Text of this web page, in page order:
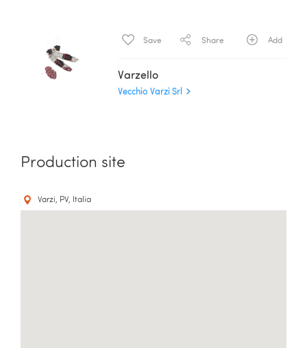
Save Share Add
Varzello
Vecchio Varzi Srl
Production site
Varzi, PV, Italia